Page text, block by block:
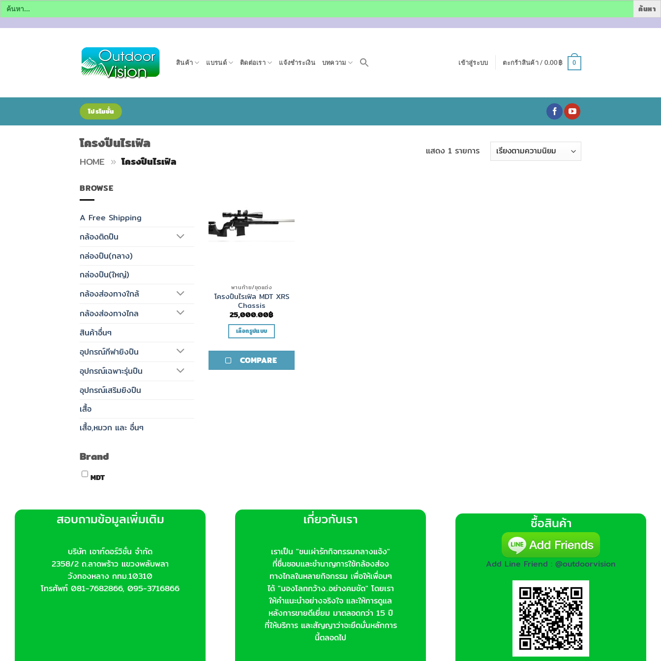
Search
for:
สินค้า แบรนด์ ติดต่อเรา แจ้งชำระเงิน บทความ เข้าสู่ระบบ ตะกร้าสินค้า / 0.00฿ 0
โปรโมชั่น
โครงปืนไรเฟิล
HOME » โครงปืนไรเฟิล
แสดง 1 รายการ
BROWSE
A Free Shipping
กล้องติดปืน
กล่องปืน(กลาง)
กล่องปืน(ใหญ่)
กล้องส่องทางใกล้
กล้องส่องทางไกล
สินค้าอื่นๆ
อุปกรณ์กีฬายิงปืน
อุปกรณ์เฉพาะรุ่นปืน
อุปกรณ์เสริมยิงปืน
เสื้อ
เสื้อ,หมวก และ อื่นๆ
Brand
MDT
พานท้าย/ชุดแต่ง
โครงปืนไรเฟิล MDT XRS
Chassis
25,000.00฿
เลือกรูปแบบ
has
COMPARE
สอบถามข้อมูลเพิ่มเติม
บริษัท เอาท์ดอร์วิชั่น จำกัด
2358/2 ถ.ลาดพร้าว แขวงพลับพลา
วังทองหลาง กทม.10310
โทรศัพท์ 081-7682866, 095-3716866
เกี่ยวกับเรา
เราเป็น "ชนเผ่ารักกิจกรรมกลางแจ้ง"
ที่ชื่นชอบและชำนาญการใช้กล้องส่อง
ทางไกลในหลายกิจกรรม เพื่อให้เพื่อนๆ
ได้ "มองโลกกว้าง..อย่างคมชัด" โดยเรา
ให้คำแนะนำอย่างจริงใจ และให้การดูแล
หลังการขายดีเยี่ยม มาตลอดกว่า 15 ปี
ที่ให้บริการ และสัญญาว่าจะยึดมั่นหลักการ
นี้ตลอดไป
ซื้อสินค้า
Add Line Friend : @outdoorvision